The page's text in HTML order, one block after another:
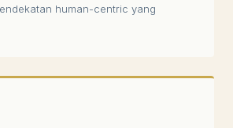
human-centric yang